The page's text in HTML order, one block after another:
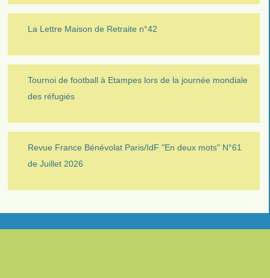
La Lettre Maison de Retraite n°42
Tournoi de football à Etampes lors de la journée mondiale
des réfugiés
Revue France Bénévolat Paris/IdF "En deux mots" N°61
de Juillet 2026